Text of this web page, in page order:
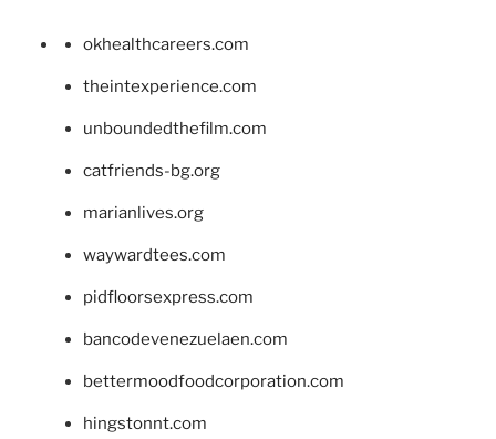
okhealthcareers.com
theintexperience.com
unboundedthefilm.com
catfriends-bg.org
marianlives.org
waywardtees.com
pidfloorsexpress.com
bancodevenezuelaen.com
bettermoodfoodcorporation.com
hingstonnt.com